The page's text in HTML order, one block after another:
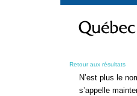
contenu
Retour aux résultats
N’est plus le
s’appelle